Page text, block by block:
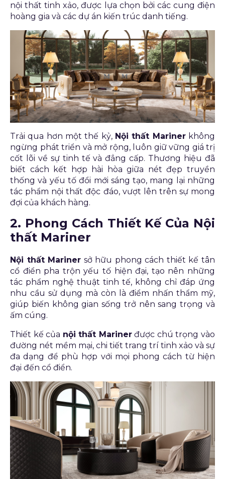
nội thất tinh xảo, được lựa chọn bởi các cung điện
hoàng gia và các dự án kiến trúc danh tiếng.
Trải qua hơn một thế kỷ, Nội thất Marinerkhông
ngừng phát triển và mở rộng, luôn giữ vững giá trị
cốt lõi về sự tinh tế và đẳng cấp. Thương hiệu đã
biết cách kết hợp hài hòa giữa nét đẹp truyền
thống và yếu tố đổi mới sáng tạo, mang lại những
tác phẩm nội thất độc đáo, vượt lên trên sự mong
đợi của khách hàng.
2. Phong Cách Thiết Kế Của Nội
thất Mariner
Nội thất Mariner sở hữu phong cách thiết kế tân
cổ điển pha trộn yếu tố hiện đại, tạo nên những
tác phẩm nghệ thuật tinh tế, không chỉ đáp ứng
nhu cầu sử dụng mà còn là điểm nhấn thẩm mỹ,
giúp biến không gian sống trở nên sang trọng và
ấm cúng.
Thiết kế của nội thất Marinerđược chú trọng vào
đường nét mềm mại, chi tiết trang trí tinh xảo và sự
đa dạng để phù hợp với mọi phong cách từ hiện
đại đến cổ điển.